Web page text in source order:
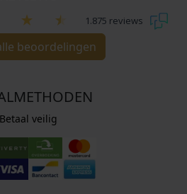
1.875 reviews
beoordelingen
Betaal veilig